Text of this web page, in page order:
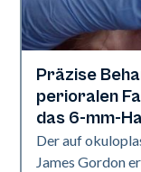
Aerolase-
Präzise
perioralen
das 6-mm-
Der auf
James Gordon